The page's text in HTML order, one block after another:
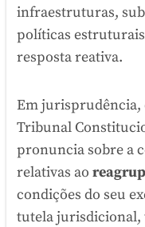
infraestruturas,
políticas
resposta reativa.
Em jurisprudência,
Tribunal
pronuncia sobre a
relativas ao
condições do seu
tutela jurisdicional,